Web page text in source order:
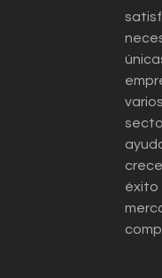
varios
éxito